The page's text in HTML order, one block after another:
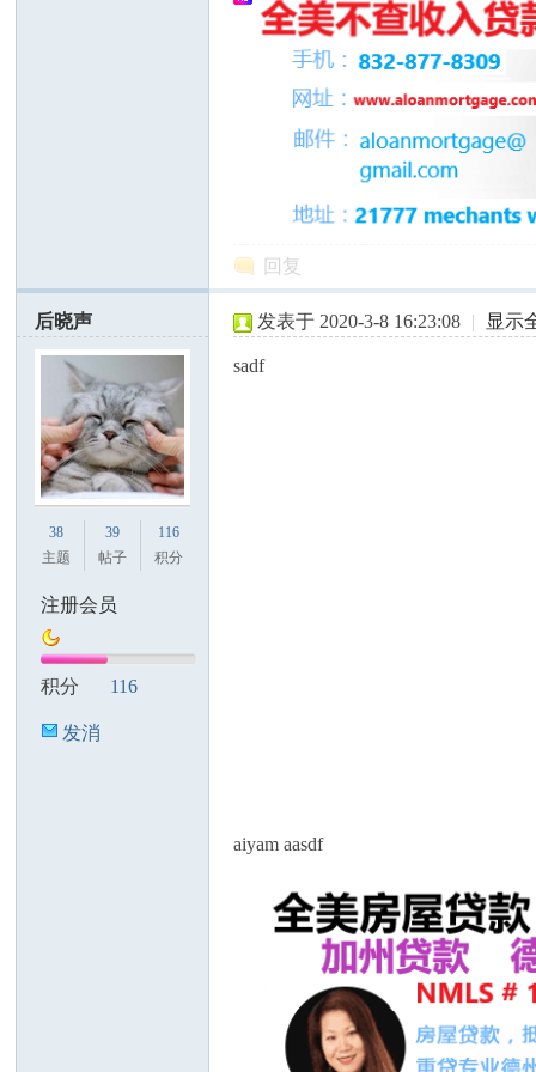
回复
后晓声
38
主题
39
帖子
116
积分
注册会员
积分 116
发消
发表于 2020-3-8 16:23:08 | 显示
sadf
aiyam aasdf